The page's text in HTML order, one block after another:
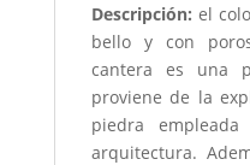
Descripción: el
bello y con
cantera es una
proviene de la
piedra
arquitectura.